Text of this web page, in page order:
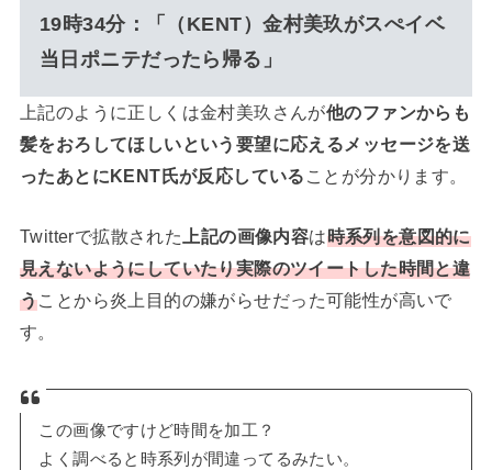
19時34分：「（KENT）金村美玖がスぺイベ
当日ポニテだったら帰る」
上記のように正しくは金村美玖さんが他のファンからも
髪をおろしてほしいという要望に応えるメッセージを送
ったあとにKENT氏が反応している ことが分かります。
Twitterで拡散された 上記の画像内容は時系列を意図的に
見えないようにしていたり実際のツイートした時間と違
うことから炎上目的の嫌がらせだった可能性が高いで
す。
この画像ですけど時間を加工？
よく調べると時系列が間違ってるみたい。